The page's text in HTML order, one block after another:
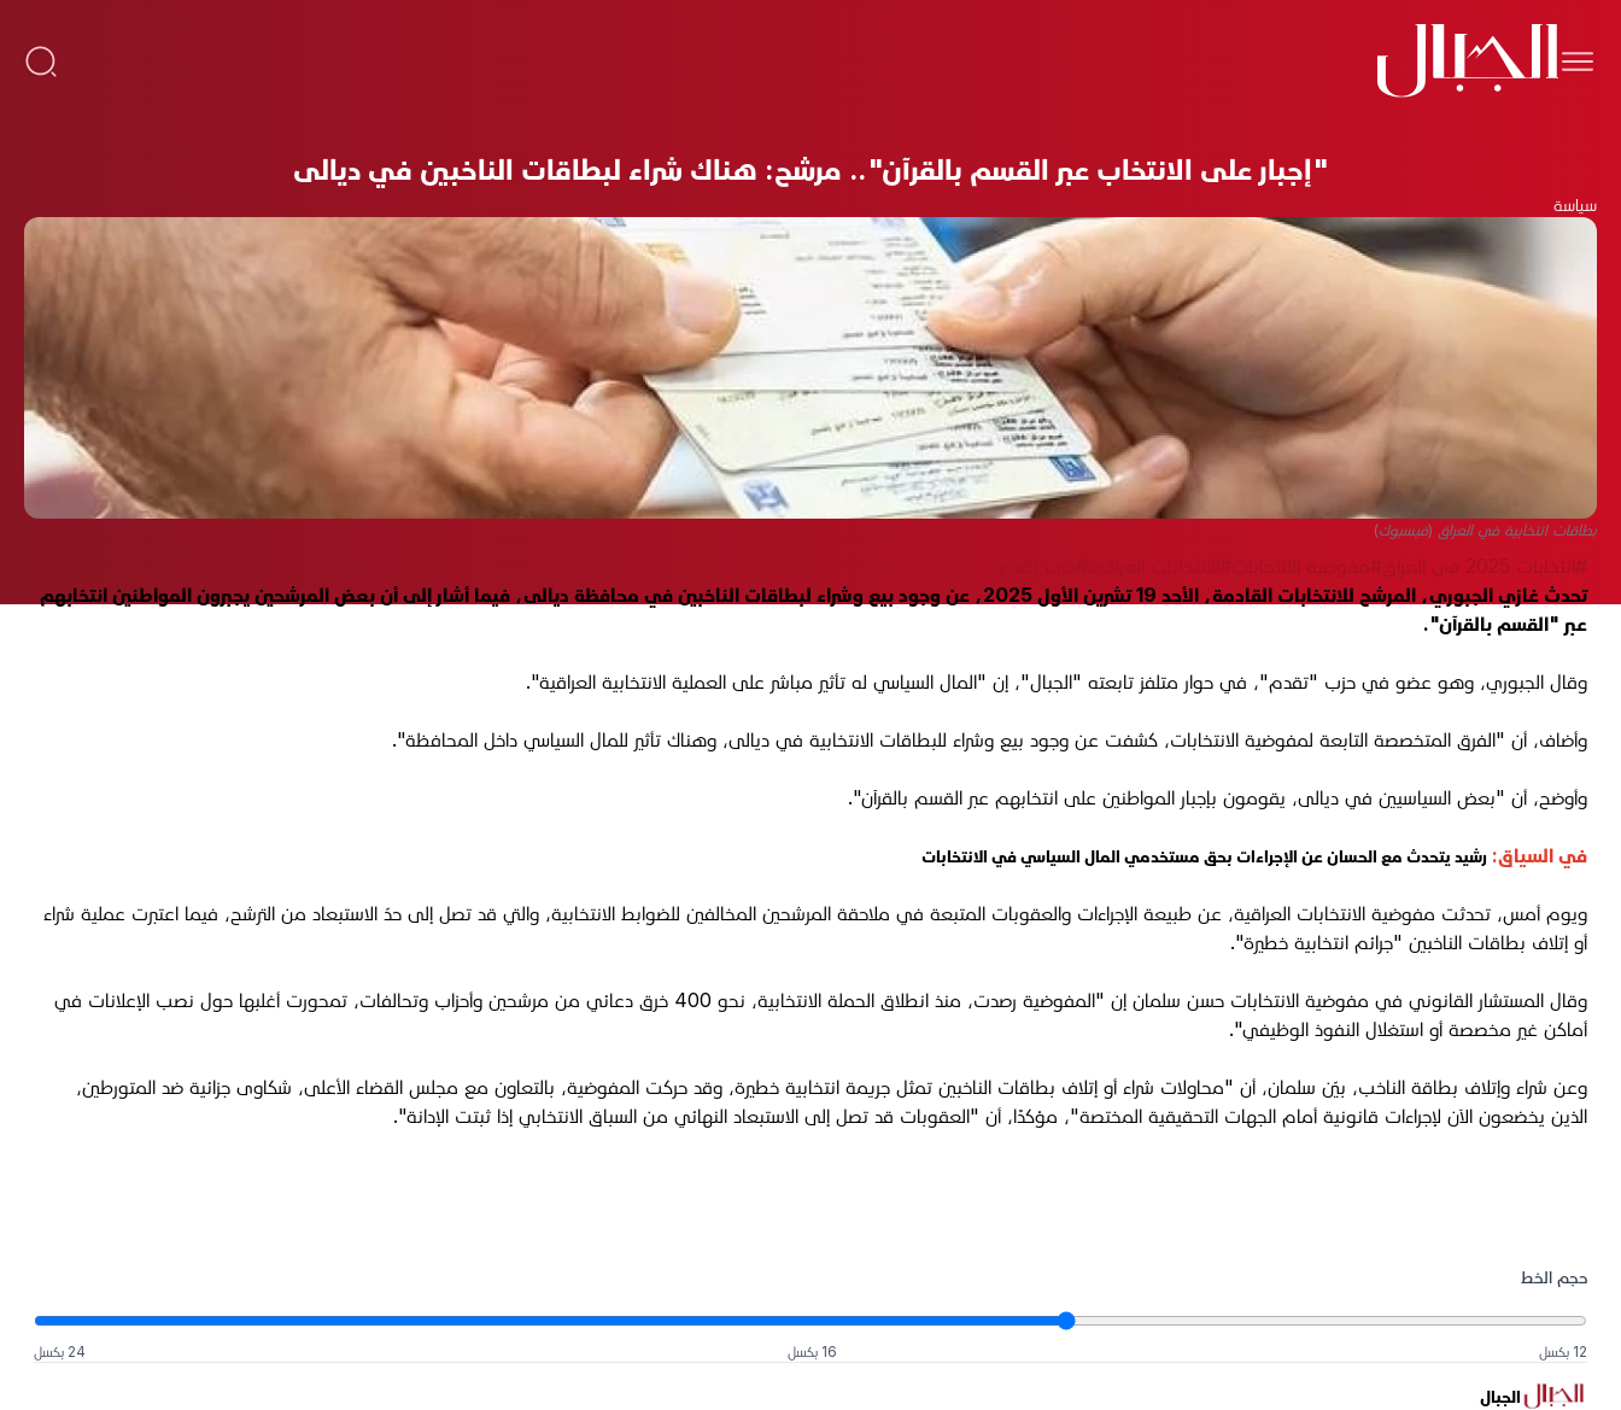
"إجبار على الانتخاب عبر القسم بالقرآن".. مرشح: هناك شراء لبطاقات الناخبين في ديالى
سياسة
بطاقات انتخابية في العراق (فيسبوك)
#انتخابات 2025 في العراق #مفوضية الانتخابات
تحدث غازي الجبوري، المرشح للانتخابات القادمة، الأحد 19 تشرين الأول 2025، عن وجود بيع وشراء لبطاقات الناخبين في محافظة ديالى، فيما أشار إلى أن بعض المرشحين يجبرون المواطنين انتخابهم
عبر "القسم بالقرآن".
وقال الجبوري، وهو عضو في حزب "تقدم"، في حوار متلفز تابعته "الجبال"، إن "المال السياسي له تأثير مباشر على العملية الانتخابية العراقية".
وأضاف، أن "الفرق المتخصصة التابعة لمفوضية الانتخابات، كشفت عن وجود بيع وشراء للبطاقات الانتخابية في ديالى، وهناك تأثير للمال السياسي داخل المحافظة".
وأوضح، أن "بعض السياسيين في ديالى، يقومون بإجبار المواطنين على انتخابهم عبر القسم بالقرآن".
في السياق: رشيد يتحدث مع الحسان عن الإجراءات بحق مستخدمي المال السياسي في الانتخابات
ويوم أمس، تحدثت مفوضية الانتخابات العراقية، عن طبيعة الإجراءات والعقوبات المتبعة في ملاحقة المرشحين المخالفين للضوابط الانتخابية، والتي قد تصل إلى حدّ الاستبعاد من الترشح، فيما اعتبرت عملية شراء
أو إتلاف بطاقات الناخبين "جرائم انتخابية خطيرة".
وقال المستشار القانوني في مفوضية الانتخابات حسن سلمان إن "
المفوضية رصدت، منذ انطلاق الحملة الانتخابية، نحو 400 خرق دعائي من مرشحين وأحزاب وتحالفات، تمحورت أغلبها حول نصب الإعلانات في
أماكن غير مخصصة أو استغلال النفوذ الوظيفي".
وعن شراء وإتلاف بطاقة الناخب، بيّن سلمان، أن "محاولات شراء أو إتلاف بطاقات الناخبين تمثل جريمة انتخابية خطيرة، وقد حركت المفوضية، بالتعاون مع مجلس القضاء الأعلى، شكاوى جزائية ضد المتورطين،
الذين يخضعون الآن لإجراءات قانونية أمام الجهات التحقيقية المختصة"، مؤكدًا، أن "العقوبات قد تصل إلى الاستبعاد النهائي من السباق الانتخابي إذا ثبتت الإدانة".
حجم الخط
12 بكسل 16 بكسل 24 بكسل
الجبال